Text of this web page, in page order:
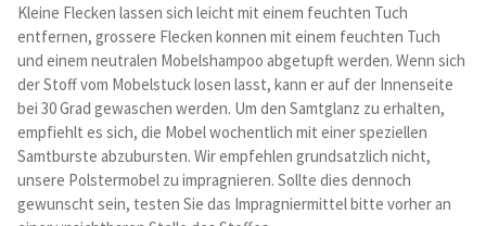
Kleine Flecken lassen sich leicht mit einem feuchten Tuch
entfernen, grossere Flecken konnen mit einem feuchten Tuch
und einem neutralen Mobelshampoo abgetupft werden. Wenn sich
der Stoff vom Mobelstuck losen lasst, kann er auf der Innenseite
bei 30 Grad gewaschen werden. Um den Samtglanz zu erhalten,
empfiehlt es sich, die Mobel wochentlich mit einer speziellen
Samtburste abzubursten. Wir empfehlen grundsatzlich nicht,
unsere Polstermobel zu impragnieren. Sollte dies dennoch
gewunscht sein, testen Sie das Impragniermittel bitte vorher an